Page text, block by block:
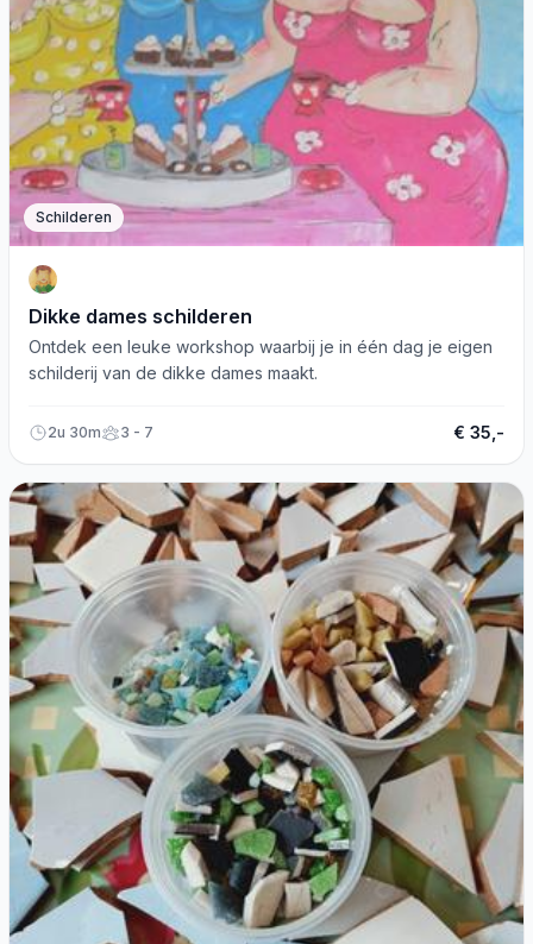
Schilderen
Dikke dames schilderen
Ontdek een leuke workshop waarbij je in één dag je eigen
schilderij van de dikke dames maakt.
2u 30m 3 - 7 € 35,-